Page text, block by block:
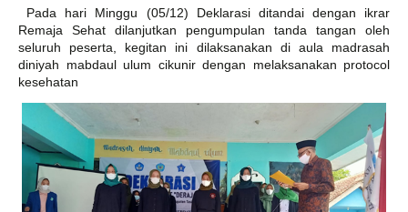
Pada hari Minggu (05/12) Deklarasi ditandai dengan ikrar
Remaja Sehat dilanjutkan pengumpulan tanda tangan oleh
seluruh peserta, kegitan ini dilaksanakan di aula madrasah
diniyah mabdaul ulum cikunir dengan melaksanakan protocol
kesehatan